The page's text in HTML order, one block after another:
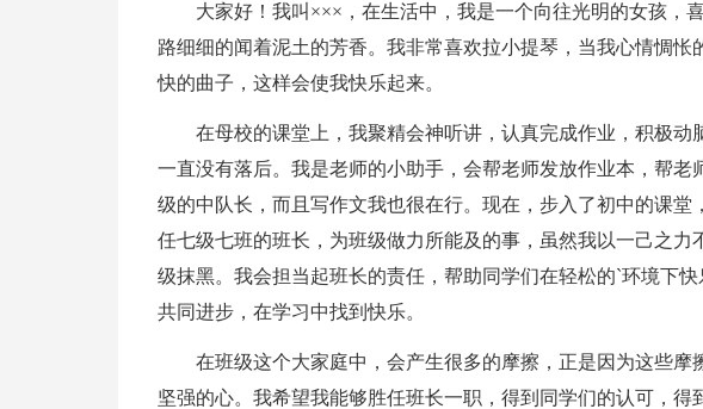
大家好！我叫×××，在生活中，我是一个向往光明的女孩，
路细细的闻着泥土的芳香。我非常喜欢拉小提琴，当我心情惆怅
快的曲子，这样会使我快乐起来。
在母校的课堂上，我聚精会神听讲，认真完成作业，积极动
一直没有落后。我是老师的小助手，会帮老师发放作业本，帮老
级的中队长，而且写作文我也很在行。现在，步入了初中的课堂
任七级七班的班长，为班级做力所能及的事，虽然我以一己之力
级抹黑。我会担当起班长的责任，帮助同学们在轻松的`环境下
共同进步，在学习中找到快乐。
在班级这个大家庭中，会产生很多的摩擦，正是因为这些摩
坚强的心。我希望我能够胜任班长一职，得到同学们的认可，得